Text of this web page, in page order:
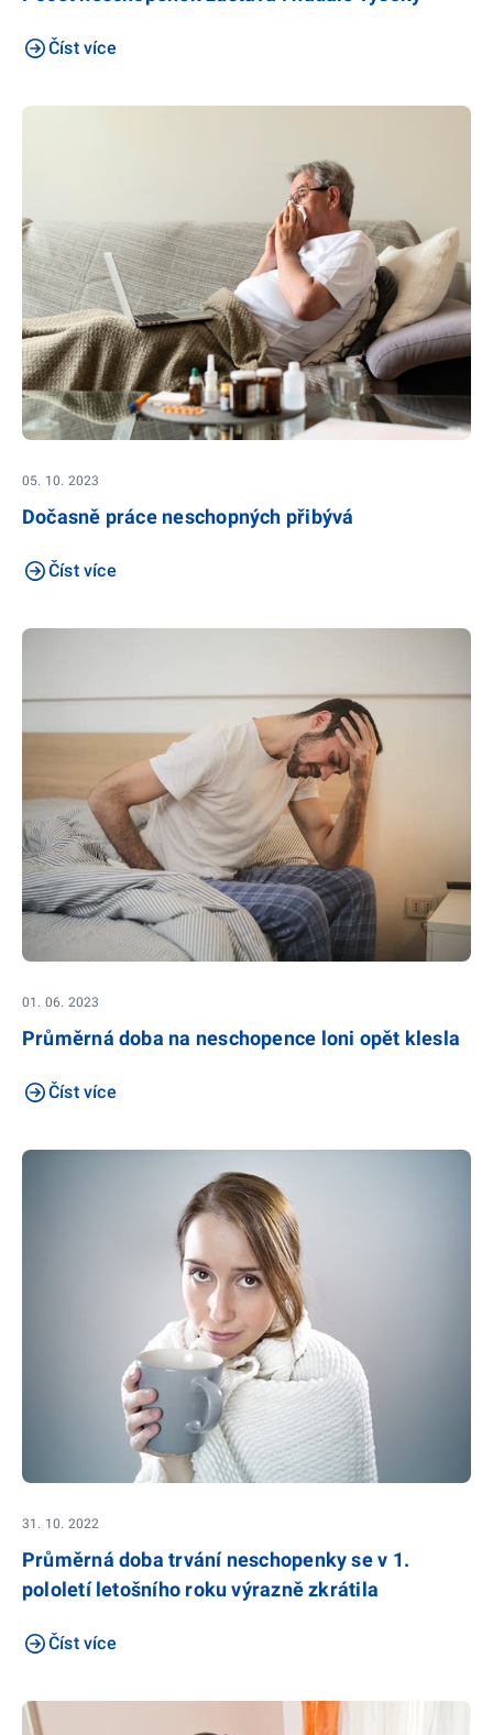
Číst více
05. 10. 2023
Dočasně práce neschopných přibývá
Číst více
01. 06. 2023
Průměrná doba na neschopence loni opět klesla
Číst více
31. 10. 2022
Průměrná doba trvání neschopenky se v 1.
pololetí letošního roku výrazně zkrátila
Číst více